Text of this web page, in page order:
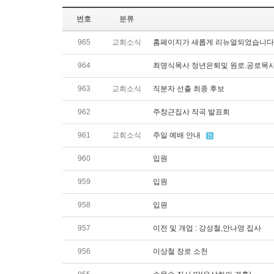
번호 분류
965 교회소식 홈페이지가 새롭게 리뉴얼되었습니
964 최명식목사 정년은퇴및 원로.공로목
963 교회소식 직분자 선출 최종 후보
962 주창근집사 작곡 발표회
961 교회소식 주일 예배 안내
960 입원
959 입원
958 입원
957 이전 및 개업 : 강성철,안나영 집사
956 이상철 장로 소천